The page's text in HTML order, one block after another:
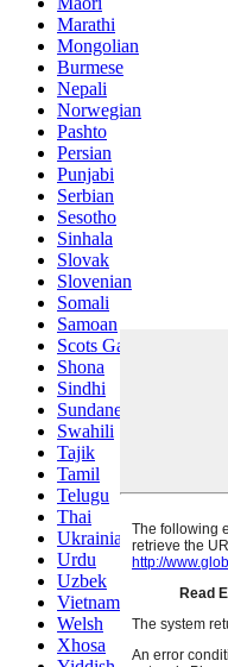
Marathi
Mongolian
Burmese
Nepali
Norwegian
Pashto
Persian
Punjabi
Serbian
Sesotho
Sinhala
Slovak
Slovenian
Somali
Samoan
Scots Gaelic
Shona
Sindhi
Sundanese
Swahili
Tajik
Tamil
Telugu
Thai
Ukrainian
Urdu
Uzbek
Vietnamese
Welsh
Xhosa